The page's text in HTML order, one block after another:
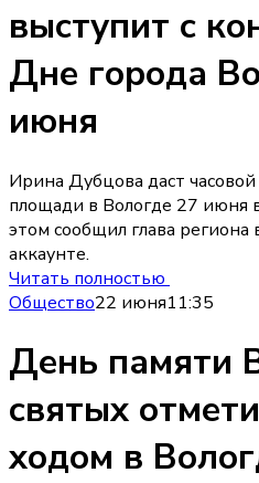
выступит с
Дне города
июня
Ирина Дубцова даст
площади в Вологде 27 июня
этом сообщил глава
аккаунте.
Читать полностью
Общество22 июня11:35
День памяти
святых
ходом в